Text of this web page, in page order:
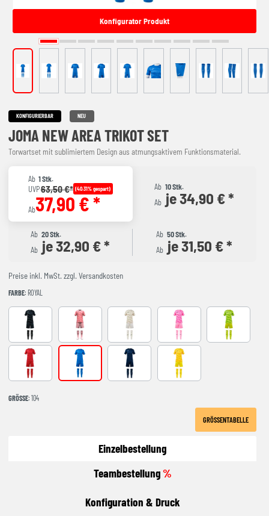
Konfigurator Produkt
KONFIGURIERBAR NEU
JOMA NEW AREA TRIKOT SET
Torwartset mit sublimiertem Design aus atmungsaktivem Funktionsmaterial.
Ab 1 Stk.
UVP63,50 €* (40.31% gespart)
Ab37,90 € *
Ab 10 Stk.
Ab je 34,90 € *
Ab 20 Stk.
Ab je 32,90 € *
Ab 50 Stk.
Ab je 31,50 € *
Preise inkl. MwSt. zzgl. Versandkosten
FARBE: ROYAL
ANTHRACITE CORAL FLUOR beige FLUOR PINK green
red royal NAVY YELLOW
GRÖSSE : 104
GRÖSSENTABELLE
Einzelbestellung
Teambestellung%
Konfiguration & Druck